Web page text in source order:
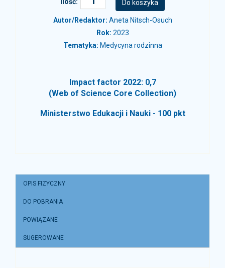
Ilość:
Autor/Redaktor: Aneta Nitsch-Osuch
Rok: 2023
Tematyka: Medycyna rodzinna
Impact factor 2022: 0,7
(Web of Science Core Collection)
Ministerstwo Edukacji i Nauki - 100 pkt
OPIS FIZYCZNY
DO POBRANIA
POWIĄZANE
SUGEROWANE